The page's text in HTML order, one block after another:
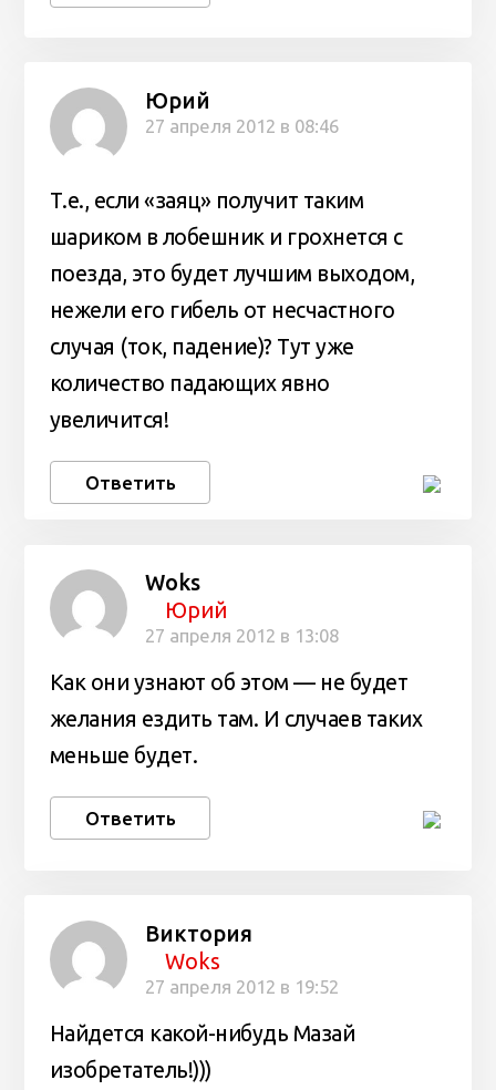
Юрий
27 апреля 2012 в 08:46
Т.е., если «заяц» получит таким
шариком в лобешник и грохнется с
поезда, это будет лучшим выходом,
нежели его гибель от несчастного
случая (ток, падение)? Тут уже
количество падающих явно
увеличится!
Ответить
Woks
Юрий
27 апреля 2012 в 13:08
Как они узнают об этом — не будет
желания ездить там. И случаев таких
меньше будет.
Ответить
Виктория
Woks
27 апреля 2012 в 19:52
Найдется какой-нибудь Мазай
изобретатель!)))